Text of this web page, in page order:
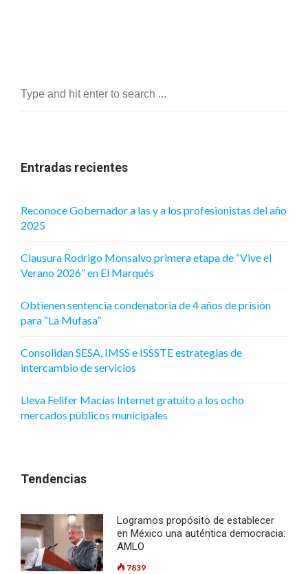
DUAL
Entradas recientes
Reconoce Gobernador a las y a los profesionistas del año
2025
Clausura Rodrigo Monsalvo primera etapa de “Vive el
Verano 2026” en El Marqués
Obtienen sentencia condenatoria de 4 años de prisión
para “La Mufasa”
Consolidan SESA, IMSS e ISSSTE estrategias de
intercambio de servicios
Lleva Felifer Macías Internet gratuito a los ocho
mercados públicos municipales
Tendencias
Logramos propósito de establecer
en México una auténtica democracia:
AMLO
7839